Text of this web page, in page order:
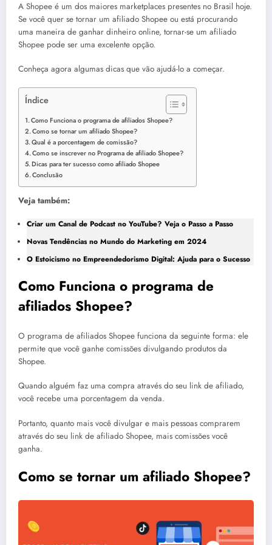
A Shopee é um dos maiores marketplaces presentes no Brasil hoje.
Se você quer se tornar um afiliado Shopee ou está procurando
uma maneira de ganhar dinheiro online, tornar-se um afiliado
Shopee pode ser uma excelente opção.
Conheça agora algumas dicas que vão ajudá-lo a começar.
Índice
Como Funciona o programa de afiliados Shopee?
Como se tornar um afiliado Shopee?
Qual é a porcentagem de comissão?
Como se inscrever no Programa de afiliado Shopee?
Dicas para ter sucesso como afiliado Shopee
Conclusão
Veja também:
Criar um Canal de Podcast no YouTube? Veja o Passo a Passo
Novas Tendências no Mundo do Marketing em 2024
O Estoicismo no Empreendedorismo Digital: Ajuda para o Sucesso
Como Funciona o programa de
afiliados Shopee?
O programa de afiliados Shopee funciona da seguinte forma: ele
permite que você ganhe comissões divulgando produtos da
Shopee.
Quando alguém faz uma compra através do seu link de afiliado,
você recebe uma porcentagem da venda.
Portanto, quanto mais você divulgar e mais pessoas comprarem
através do seu link de afiliado Shopee, mais comissões você
ganha.
Como se tornar um afiliado Shopee?